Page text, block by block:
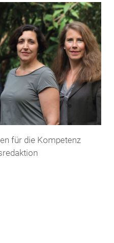
für die Kompetenz